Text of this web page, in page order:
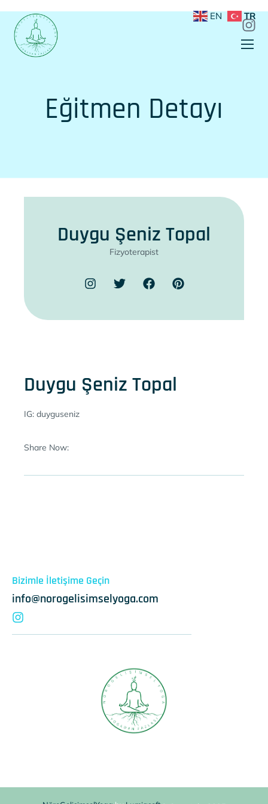
Eğitmen Detayı
Duygu Şeniz Topal
IG: duyguseniz
Share Now:
Duygu Şeniz Topal
Fizyoterapist
Bizimle İletişime Geçin
info@norogelisimselyoga.com
EN TR